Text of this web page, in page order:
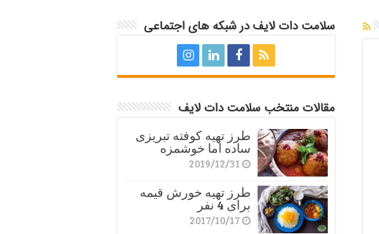
سلامت دات لایف در شبکه های اجتماعی
مقالات منتخب سلامت دات لایف
طرز تهیه کوفته تبریزی
ساده اما خوشمزه
2019/12/31
طرز تهیه خورش قیمه
برای 4 نفر
2017/10/17